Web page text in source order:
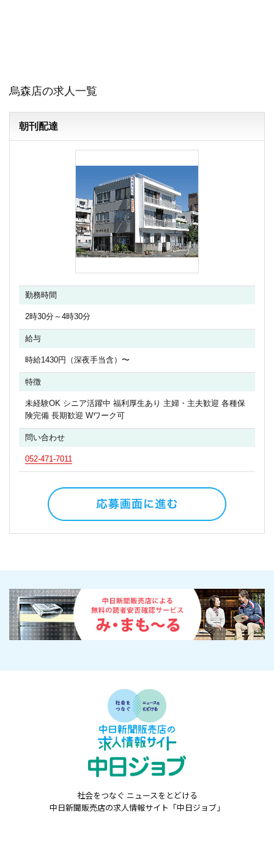
烏森店の求人一覧
朝刊配達
勤務時間
2時30分～4時30分
給与
時給1430円（深夜手当含）〜
特徴
未経験OK シニア活躍中 福利厚生あり 主婦・主夫歓迎 各種保
険完備 長期歓迎 Wワーク可
問い合わせ
052-471-7011
社会をつなぐ ニュースをとどける
中日新聞販売店の求人情報サイト「中日ジョブ」